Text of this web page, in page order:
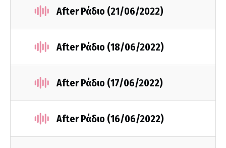
After Ράδιο (21/06/2022)
After Ράδιο (18/06/2022)
After Ράδιο (17/06/2022)
After Ράδιο (16/06/2022)